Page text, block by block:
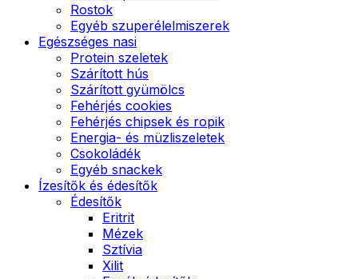
Rostok
Egyéb szuperélelmiszerek
Egészséges nasi
Protein szeletek
Szárított hús
Szárított gyümölcs
Fehérjés cookies
Fehérjés chipsek és ropik
Energia- és müzliszeletek
Csokoládék
Egyéb snackek
Ízesítők és édesítők
Édesítők
Eritrit
Mézek
Sztívia
Xilit